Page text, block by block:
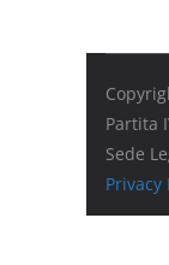
Partita
Sede
Privacy